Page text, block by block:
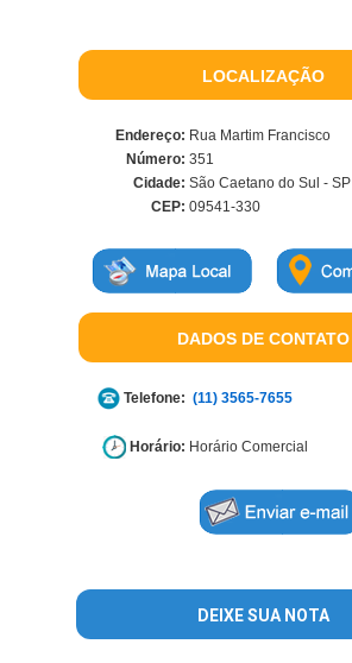
LOCALIZAÇÃO
Endereço: Rua Martim Francisco
Número: 351
Cidade: São Caetano do Sul - SP
CEP: 09541-330
DADOS DE CONTATO
Telefone: (11) 3565-7655
Horário: Horário Comercial
DEIXE SUA NOTA